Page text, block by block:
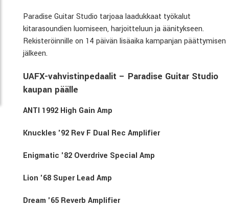
Paradise Guitar Studio tarjoaa laadukkaat työkalut
kitarasoundien luomiseen, harjoitteluun ja äänitykseen.
Rekisteröinnille on 14 päivän lisäaika kampanjan päättymisen
jälkeen.
UAFX-vahvistinpedaalit – Paradise Guitar Studio
kaupan päälle
ANTI 1992 High Gain Amp
Knuckles '92 Rev F Dual Rec Amplifier
Enigmatic '82 Overdrive Special Amp
Lion '68 Super Lead Amp
Dream '65 Reverb Amplifier